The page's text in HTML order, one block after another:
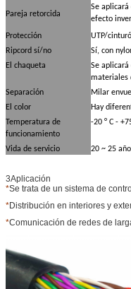
Pareja retorcida
Se
efecto
Protección
UTP/
Ripcord sí/no
Sí, con
El chaqueta
Se
materiales
Separación
Milar
El color
Hay
Temperatura de
funcionamiento
-20 ° C -
Vida de servicio 20 ~ 25
3Aplicación
*Se trata de un sistema de
*Distribución en interiores y
*Comunicación de redes de